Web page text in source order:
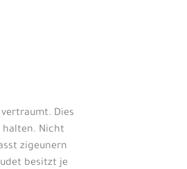
Dies
halten. Nicht
zigeunern
besitzt je